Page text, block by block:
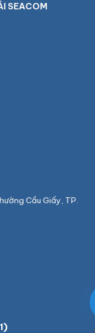
SEACOM
Cầu Giấy, TP.